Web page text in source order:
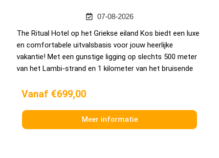
07-08-2026
The Ritual Hotel op het Griekse eiland Kos biedt een luxe
en comfortabele uitvalsbasis voor jouw heerlijke
vakantie! Met een gunstige ligging op slechts 500 meter
van het Lambi-strand en 1 kilometer van het bruisende
Vanaf €699,00
Meer informatie